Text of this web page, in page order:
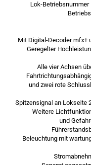
Lok-Betriebsnummer
Mit Digital-Decoder mfx+
Geregelter
Alle vier Achsen
und zwei rote
Spitzensignal an Lokseite
Weitere
und
Beleuchtung mit